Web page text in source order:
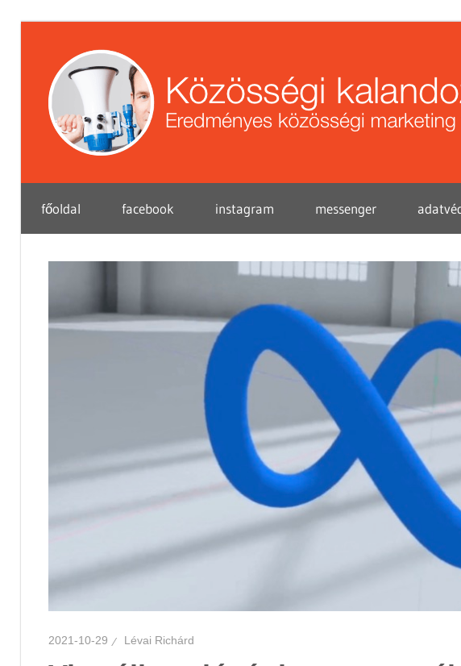
content
közösségi
marketing
tippek
főoldal facebook instagram messenger
2021-10-29 Lévai Richárd